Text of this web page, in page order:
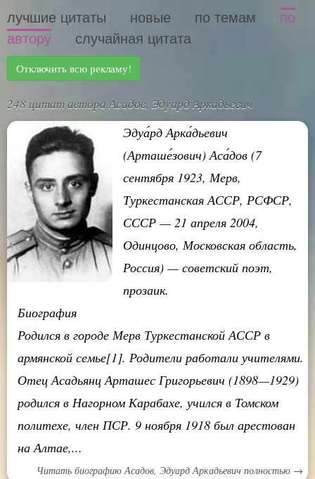
лучшие цитаты новые по темам
по
автору
случайная цитата
Отключить всю рекламу!
248 цитат автора Асадов, Эдуард Аркадьевич
Эдуа́рд Арка́дьевич
(Арташе́зович) Аса́дов (7
сентября 1923, Мерв,
Туркестанская АССР, РСФСР,
СССР — 21 апреля 2004,
Одинцово, Московская область,
Россия) — советский поэт,
прозаик.
Биография
Родился в городе Мерв Туркестанской АССР в
армянской семье[1]. Родители работали учителями.
Отец Асадьянц Арташес Григорьевич (1898—1929)
родился в Нагорном Карабахе, учился в Томском
политехе, член ПСР. 9 ноября 1918 был арестован
на Алтае,...
Читать биографию Асадов, Эдуард Аркадьевич полностью →